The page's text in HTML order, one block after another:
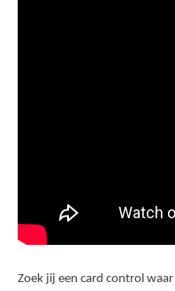
Zoek jij een card control